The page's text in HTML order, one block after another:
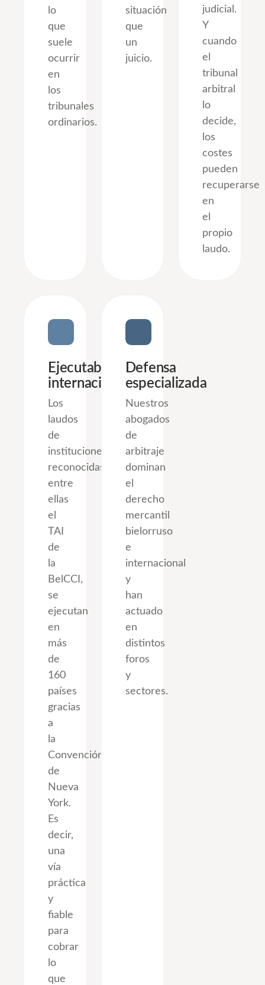
lo
que
suele
ocurrir
en
los
tribunales
ordinarios.
situación
que
un
juicio.
judicial.
Y
cuando
el
tribunal
arbitral
lo
decide,
los
costes
pueden
recuperarse
en
el
propio
laudo.
Ejecutabilidad
internacional
Los
laudos
de
instituciones
reconocidas,
entre
ellas
el
TAI
de
la
BelCCI,
se
ejecutan
en
más
de
160
países
gracias
a
la
Convención
de
Nueva
York.
Es
decir,
una
vía
práctica
y
fiable
para
cobrar
lo
que
Defensa
especializada
Nuestros
abogados
de
arbitraje
dominan
el
derecho
mercantil
bielorruso
e
internacional
y
han
actuado
en
distintos
foros
y
sectores.